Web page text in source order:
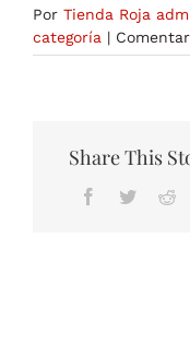
Por Tienda Roja
categoría |
Share This
Facebook
Twitter